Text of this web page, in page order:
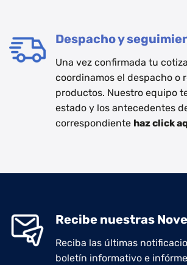
Despacho y
Una vez confirmada tu
coordinamos el despacho o
productos. Nuestro equipo
estado y los antecedentes
correspondiente haz click
Recibe nuestras
Reciba las últimas
boletín informativo e